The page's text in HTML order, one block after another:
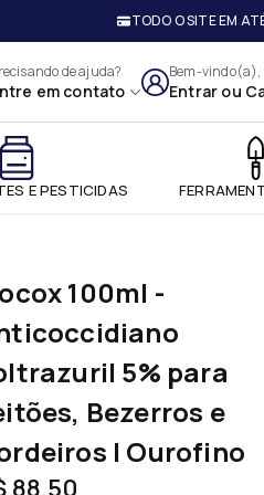
TODO O SITE EM
Ltda
de ajuda?
em contato
Bem-
Entrar ou
E PESTICIDAS
100ml -
5% para
Bezerros e
| Ourofino
88,50